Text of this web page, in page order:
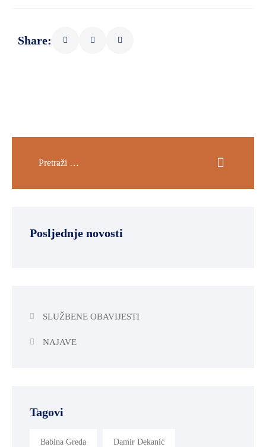
Share:
Posljednje novosti
SLUŽBENE OBAVIJESTI
NAJAVE
Tagovi
Babina Greda Damir Dekanić